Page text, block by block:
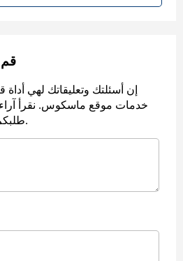
قم
إن أسئلتك وتعليقاتك لهي
خدمات موقع ماسكوس. نقرأ
طلبكم في أسرع وقت ممكن.